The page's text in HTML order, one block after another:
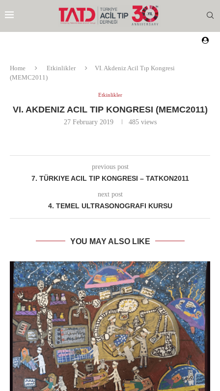
Home Etkinlikler
VI. Akdeniz Acil Tıp Kongresi
(MEMC2011)
Etkinlikler
VI. AKDENIZ ACIL TIP KONGRESI (MEMC2011)
27 February 2019 485views
previous post
7. TÜRKIYE ACIL TIP KONGRESI – TATKON2011
next post
4. TEMEL ULTRASONOGRAFI KURSU
YOU MAY ALSO LIKE